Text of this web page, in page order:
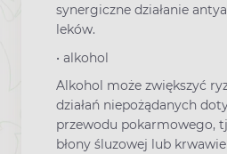
synergiczne działanie
leków.
• alkohol
Alkohol może zwiększyć
działań niepożądanych
przewodu pokarmowego,
błony śluzowej lub